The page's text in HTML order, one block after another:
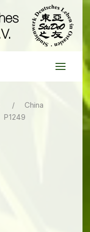
China
P1249